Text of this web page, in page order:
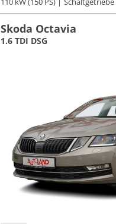
110 kW (150 PS)
Schaltgetriebe
Skoda Octavia
1.6 TDI DSG